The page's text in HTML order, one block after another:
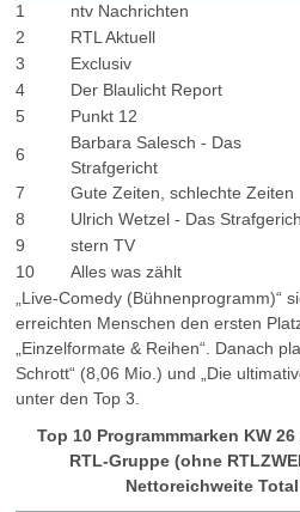
1
ntv Nachrichten
2
RTL Aktuell
3
Exclusiv
4
Der Blaulicht Report
5
Punkt 12
6
Barbara Salesch - Das
Strafgericht
7
Gute Zeiten, schlechte Zeiten
8
Ulrich Wetzel - Das
9
stern TV
10
Alles was zählt
„Live-Comedy (Bühnenprogramm)“
erreichten Menschen den ersten
„Einzelformate & Reihen“. Danach
Schrott“ (8,06 Mio.) und „Die
unter den Top 3.
Top 10 Programmmarken KW
RTL-Gruppe (ohne
Nettoreichweite